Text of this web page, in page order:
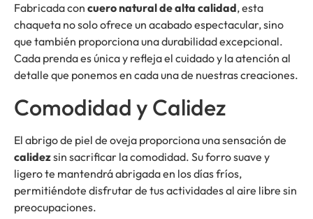
Fabricada con cuero natural de alta calidad, esta
chaqueta no solo ofrece un acabado espectacular, sino
que también proporciona una durabilidad excepcional.
Cada prenda es única y refleja el cuidado y la atención al
detalle que ponemos en cada una de nuestras creaciones.
Comodidad y Calidez
El abrigo de piel de oveja proporciona una sensación de
calidezsin sacrificar la comodidad. Su forro suave y
ligero te mantendrá abrigada en los días fríos,
permitiéndote disfrutar de tus actividades al aire libre sin
preocupaciones.